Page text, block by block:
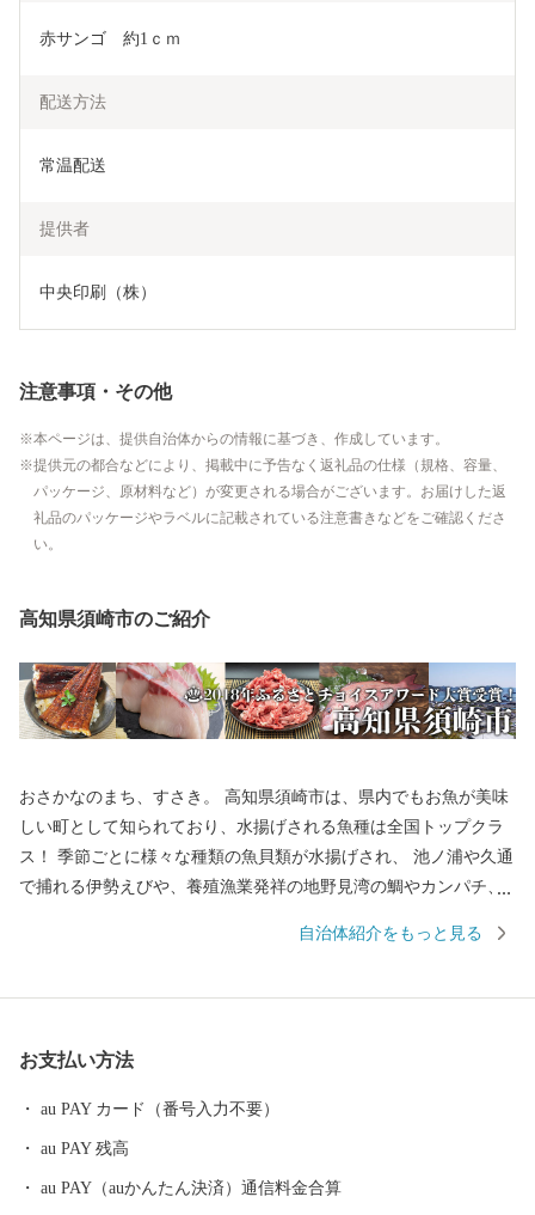
赤サンゴ　約1ｃｍ
配送方法
常温配送
提供者
中央印刷（株）
注意事項・その他
本ページは、提供自治体からの情報に基づき、作成しています。
提供元の都合などにより、掲載中に予告なく返礼品の仕様（規格、容量、
パッケージ、原材料など）が変更される場合がございます。お届けした返
礼品のパッケージやラベルに記載されている注意書きなどをご確認くださ
い。
高知県須崎市のご紹介
おさかなのまち、すさき。 高知県須崎市は、県内でもお魚が美味
しい町として知られており、水揚げされる魚種は全国トップクラ
ス！ 季節ごとに様々な種類の魚貝類が水揚げされ、 池ノ浦や久通
で捕れる伊勢えびや、養殖漁業発祥の地野見湾の鯛やカンパチ、
貝類を楽しめます。 また、黒潮の恵みをたっぷり受けた文旦やポ
法等について 須崎市 ふるさと納税担当 TEL： 050-1730-1325 M
自治体紹介をもっと見る
お支払い方法
au PAY カード（番号入力不要）
au PAY 残高
au PAY（auかんたん決済）通信料金合算